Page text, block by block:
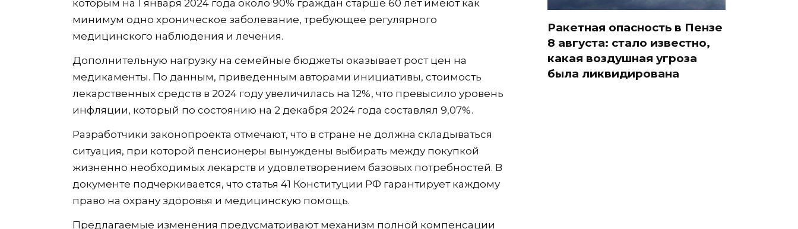
которым на 1 января 2024 года около 90% граждан старше 60 лет имеют как
минимум одно хроническое заболевание, требующее регулярного
медицинского наблюдения и лечения.
Дополнительную нагрузку на семейные бюджеты оказывает рост цен на
медикаменты. По данным, приведенным авторами инициативы, стоимость
лекарственных средств в 2024 году увеличилась на 12%, что превысило уровень
инфляции, который по состоянию на 2 декабря 2024 года составлял 9,07%.
Разработчики законопроекта отмечают, что в стране не должна складываться
ситуация, при которой пенсионеры вынуждены выбирать между покупкой
жизненно необходимых лекарств и удовлетворением базовых потребностей. В
документе подчеркивается, что статья 41 Конституции РФ гарантирует каждому
право на охрану здоровья и медицинскую помощь.
Предлагаемые изменения предусматривают механизм полной компенсации
Ракетная опасность в Пензе
8 августа: стало известно,
какая воздушная угроза
была ликвидирована